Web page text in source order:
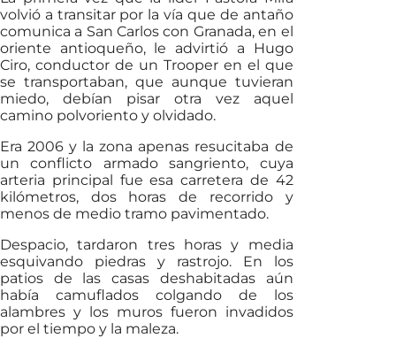
volvió a transitar por la vía que de antaño
comunica a San Carlos con Granada, en el
oriente antioqueño, le advirtió a Hugo
Ciro, conductor de un Trooper en el que
se transportaban, que aunque tuvieran
miedo, debían pisar otra vez aquel
camino polvoriento y olvidado.
Era 2006 y la zona apenas resucitaba de
un conflicto armado sangriento, cuya
arteria principal fue esa carretera de 42
kilómetros, dos horas de recorrido y
menos de medio tramo pavimentado.
Despacio, tardaron tres horas y media
esquivando piedras y rastrojo. En los
patios de las casas deshabitadas aún
había camuflados colgando de los
alambres y los muros fueron invadidos
por el tiempo y la maleza.